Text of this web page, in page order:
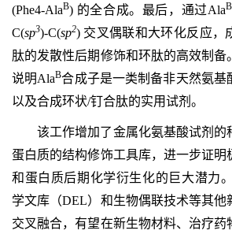
(Phe4-AlaB) 的全合成。最后，通过AlaB
C(sp3)-C(sp2) 交叉偶联和大环化反应，
肽的发散性后期修饰和环肽的高效制备
说明AlaB合成子是一类制备非天然氨基
以及合成环状/钉合肽的实用试剂。
该工作增加了金属化氨基酸试剂的
蛋白质的结构修饰工具库，进一步证明
和蛋白质后期化学衍生化的巨大潜力
学文库（DEL）和生物偶联技术等其他
交叉融合，有望在新生物材料、治疗药